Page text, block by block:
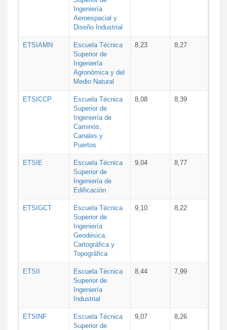
Ingeniería
Aeroespacial y
Diseño Industrial
ETSIAMN
Escuela Técnica
Superior de
Ingeniería
Agronómica y del
Medio Natural
8,23 8,27
ETSICCP
Escuela Técnica
Superior de
Ingeniería de
Caminos,
Canales y
Puertos
8,08 8,39
ETSIE
Escuela Técnica
Superior de
Ingeniería de
Edificación
9,04 8,77
ETSIGCT
Escuela Técnica
Superior de
Ingeniería
Geodésica,
Cartográfica y
Topográfica
9,10 8,22
ETSII
Escuela Técnica
Superior de
Ingeniería
Industrial
8,44 7,99
ETSINF
Escuela Técnica
Superior de
9,07 8,26